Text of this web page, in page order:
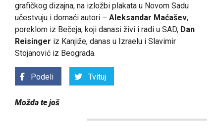
grafičkog dizajna, na izložbi plakata u Novom Sadu
učestvuju i domaći autori – Aleksandar Maćašev,
poreklom iz Bečeja, koji danasi živi i radi u SAD, Dan
Reisinger iz Kanjiže, danas u Izraelu i Slavimir
Stojanović iz Beograda.
Podeli Tvituj
Možda te još